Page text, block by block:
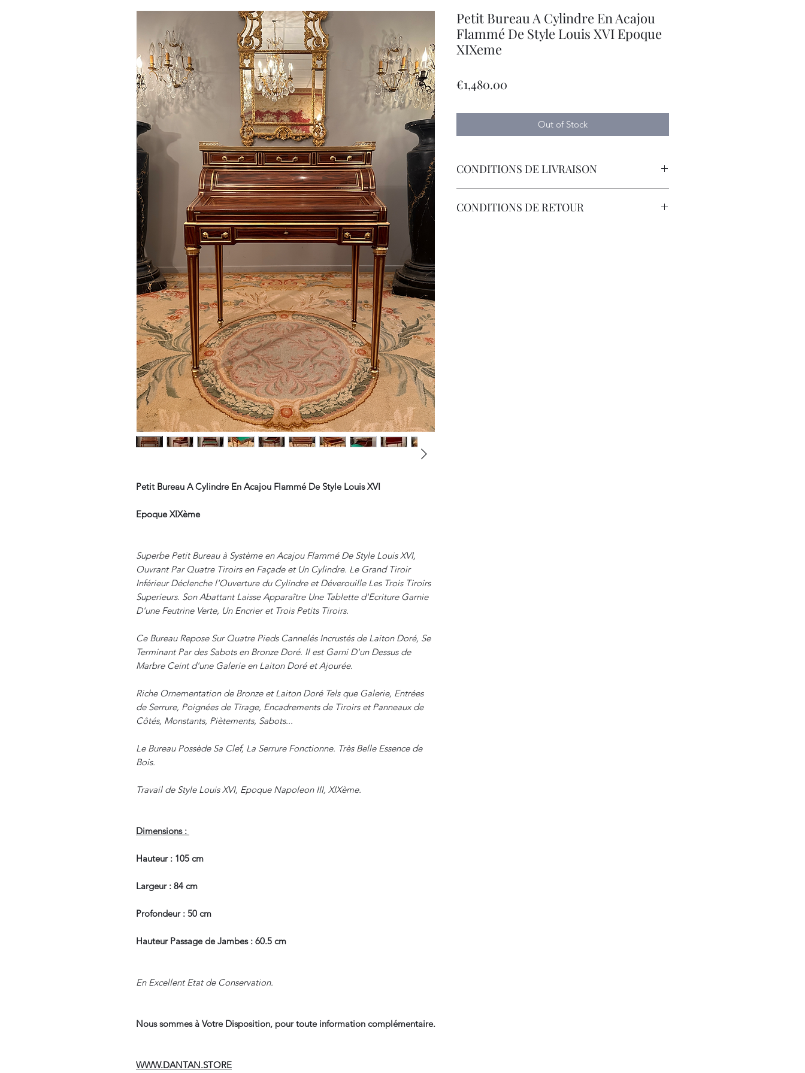
Petit Bureau A Cylindre En Acajou Flammé De Style Louis XVI
Epoque XIXème
Superbe Petit Bureau à Système en Acajou Flammé De Style Louis XVI,
Ouvrant Par Quatre Tiroirs en Façade et Un Cylindre. Le Grand Tiroir
Inférieur Déclenche l'Ouverture du Cylindre et Déverouille Les Trois Tiroirs
Superieurs. Son Abattant Laisse Apparaître Une Tablette d'Ecriture Garnie
D'une Feutrine Verte, Un Encrier et Trois Petits Tiroirs.
Ce Bureau Repose Sur Quatre Pieds Cannelés Incrustés de Laiton Doré, Se
Terminant Par des Sabots en Bronze Doré. Il est Garni D'un Dessus de
Marbre Ceint d'une Galerie en Laiton Doré et Ajourée.
Riche Ornementation de Bronze et Laiton Doré Tels que Galerie, Entrées
de Serrure, Poignées de Tirage, Encadrements de Tiroirs et Panneaux de
Côtés, Monstants, Piètements, Sabots...
Le Bureau Possède Sa Clef, La Serrure Fonctionne. Très Belle Essence de
Bois.
Travail de Style Louis XVI, Epoque Napoleon III, XIXème.
Dimensions :
Hauteur : 105 cm
Largeur : 84 cm
Profondeur : 50 cm
Hauteur Passage de Jambes : 60.5 cm
En Excellent Etat de Conservation.
Nous sommes à Votre Disposition, pour toute information complémentaire.
WWW.DANTAN.STORE
Petit Bureau A Cylindre En Acajou
Flammé De Style Louis XVI Epoque
XIXeme
€1,480.00
Out of Stock
CONDITIONS DE LIVRAISON
CONDITIONS DE RETOUR